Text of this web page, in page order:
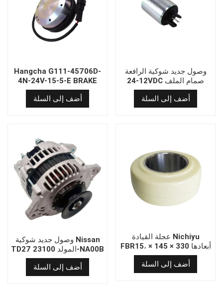
Hangcha G111-45706D-
4N-24V-15-5-E BRAKE
أضف إلى السلة
وصول جديد شوكية الرافعة
12-24VDC صمام الملف
1011 2011 محرك
أضف إلى السلة
وصول جديد شوكية Nissan
TD27 المولد 23100-NA00B
بجودة عالية
أضف إلى السلة
عجلة القيادة Nichiyu
FBR15، أبعادها 330 × 145 ×
أضف إلى السلة